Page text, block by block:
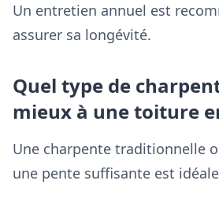
Un entretien annuel est
assurer sa longévité.
Quel type de
mieux à une toiture
Une charpente traditionnelle
une pente suffisante est